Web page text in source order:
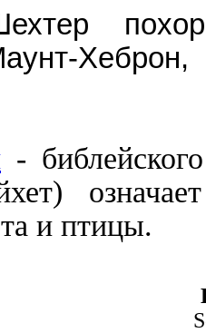
п
Хеброн,
-
и птицы.